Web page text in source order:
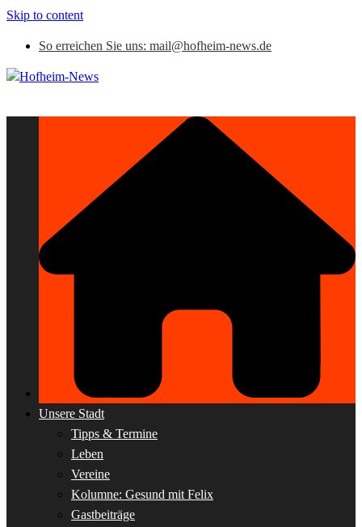
Skip to content
So erreichen Sie uns: mail@hofheim-news.de
Unsere Stadt
Tipps & Termine
Leben
Vereine
Kolumne: Gesund mit Felix
Gastbeiträge